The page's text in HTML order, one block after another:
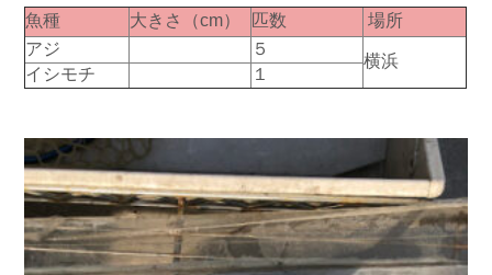
店舗情報
Shop Info.
公式ブログ
Blog
採用情報
Recruit
リンク集
Link
魚種 大きさ（cm） 匹数
場所
アジ
５
横浜
イシモチ １